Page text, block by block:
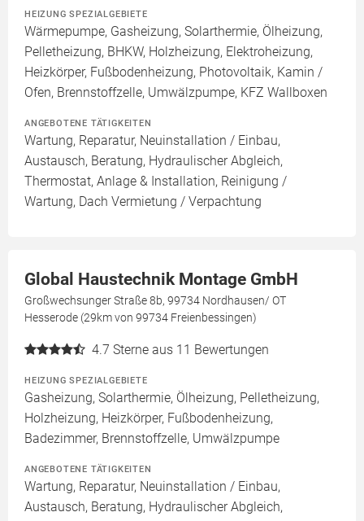
HEIZUNG SPEZIALGEBIETE
Wärmepumpe, Gasheizung, Solarthermie, Ölheizung,
Pelletheizung, BHKW, Holzheizung, Elektroheizung,
Heizkörper, Fußbodenheizung, Photovoltaik, Kamin /
Ofen, Brennstoffzelle, Umwälzpumpe, KFZ Wallboxen
ANGEBOTENE TÄTIGKEITEN
Wartung, Reparatur, Neuinstallation / Einbau,
Austausch, Beratung, Hydraulischer Abgleich,
Thermostat, Anlage & Installation, Reinigung /
Wartung, Dach Vermietung / Verpachtung
Global Haustechnik Montage GmbH
Großwechsunger Straße 8b, 99734 Nordhausen/ OT
Hesserode (29km von 99734 Freienbessingen)
4.7 Sterne aus 11 Bewertungen
HEIZUNG SPEZIALGEBIETE
Gasheizung, Solarthermie, Ölheizung, Pelletheizung,
Holzheizung, Heizkörper, Fußbodenheizung,
Badezimmer, Brennstoffzelle, Umwälzpumpe
ANGEBOTENE TÄTIGKEITEN
Wartung, Reparatur, Neuinstallation / Einbau,
Austausch, Beratung, Hydraulischer Abgleich,